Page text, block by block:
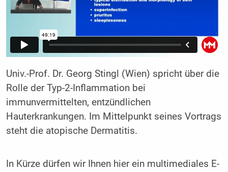
Univ.-Prof. Dr. Georg Stingl (Wien) spricht über die
Rolle der Typ-2-Inflammation bei
immunvermittelten, entzündlichen
Hauterkrankungen. Im Mittelpunkt seines Vortrags
steht die atopische Dermatitis.
In Kürze dürfen wir Ihnen hier ein multimediales E-